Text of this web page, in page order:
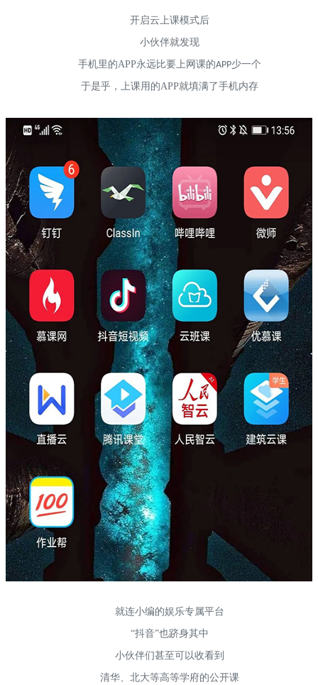
开启云上课模式后
小伙伴就发现
手机里的APP永远比要上网课的APP少一个
于是乎，上课用的APP就填满了手机内存
就连小编的娱乐专属平台
“抖音”也跻身其中
小伙伴们甚至可以收看到
清华、北大等高等学府的公开课